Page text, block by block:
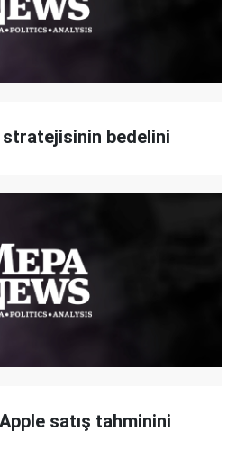
bedelini
satış tahminini